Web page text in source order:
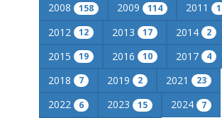
2008 158 2009 114 2011 1
2012 12 2013 17 2014 2
2015 19 2016 10 2017 4
2018 7 2019 2 2021 23
2022 6 2023 15 2024 7